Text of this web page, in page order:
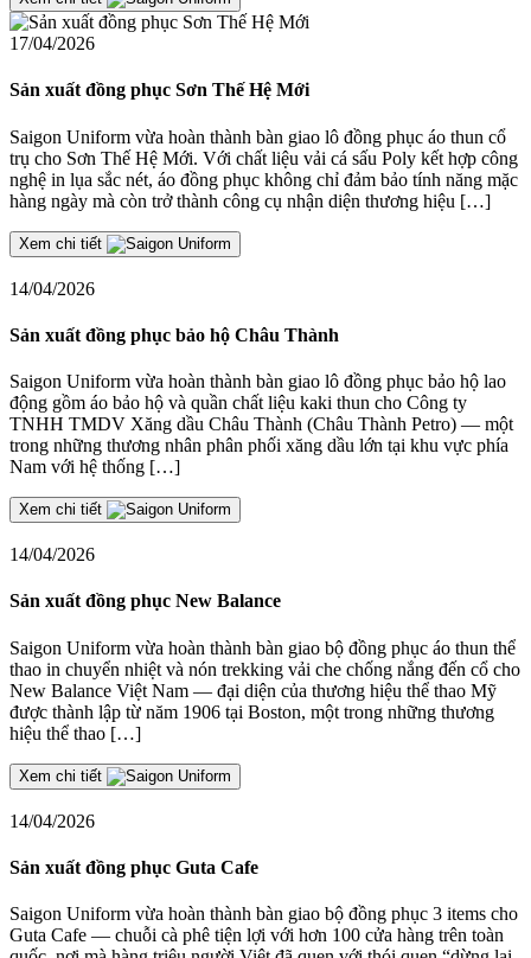
17/04/2026
Sản xuất đồng phục Sơn Thế Hệ Mới
Saigon Uniform vừa hoàn thành bàn giao lô đồng phục áo thun cổ
trụ cho Sơn Thế Hệ Mới. Với chất liệu vải cá sấu Poly kết hợp công
nghệ in lụa sắc nét, áo đồng phục không chỉ đảm bảo tính năng mặc
hàng ngày mà còn trở thành công cụ nhận diện thương hiệu […]
Xem chi tiết
14/04/2026
Sản xuất đồng phục bảo hộ Châu Thành
Saigon Uniform vừa hoàn thành bàn giao lô đồng phục bảo hộ lao
động gồm áo bảo hộ và quần chất liệu kaki thun cho Công ty
TNHH TMDV Xăng dầu Châu Thành (Châu Thành Petro) — một
trong những thương nhân phân phối xăng dầu lớn tại khu vực phía
Nam với hệ thống […]
Xem chi tiết
14/04/2026
Sản xuất đồng phục New Balance
Saigon Uniform vừa hoàn thành bàn giao bộ đồng phục áo thun thể
thao in chuyển nhiệt và nón trekking vải che chống nắng đến cổ cho
New Balance Việt Nam — đại diện của thương hiệu thể thao Mỹ
được thành lập từ năm 1906 tại Boston, một trong những thương
hiệu thể thao […]
Xem chi tiết
14/04/2026
Sản xuất đồng phục Guta Cafe
Saigon Uniform vừa hoàn thành bàn giao bộ đồng phục 3 items cho
Guta Cafe — chuỗi cà phê tiện lợi với hơn 100 cửa hàng trên toàn